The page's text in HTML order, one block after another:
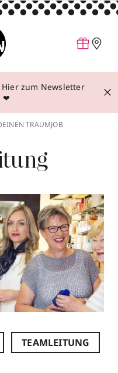
Hier zum Newsletter
❤
TRAUMJOB
TEAMLEITUNG